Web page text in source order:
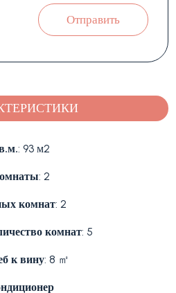
Отправить
: 93 м2
: 2
комнат: 2
комнат: 5
к вину: 8 ㎡